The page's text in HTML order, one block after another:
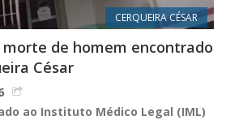
CERQUEIRA CÉSAR
de homem encontrado
César
ao Instituto Médico Legal (IML)